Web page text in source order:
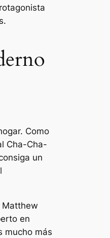
Como
Cha-Cha-
un
Matthew
en
mucho más